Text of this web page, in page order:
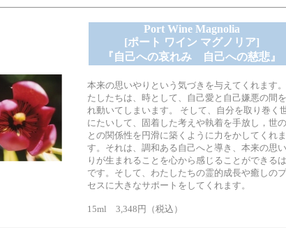
Port Wine Magnolia
[ポート ワイン マグノリア]
『自己への哀れみ 自己への慈悲』
本来の思いやりという気づきを与えてくれます
たしたちは、時として、自己愛と自己嫌悪の間
れ動いてしまいます。 そして、自分を取り巻く
にたいして、固着した考えや執着を手放し，世
との関係性を円滑に築くように力をかしてくれま
す。それは、調和ある自己へと導き、本来の思
りが生まれることを心から感じることができる
です。そして、わたしたちの霊的成長や癒しの
セスに大きなサポートをしてくれます。
15ml 3,348円（税込）